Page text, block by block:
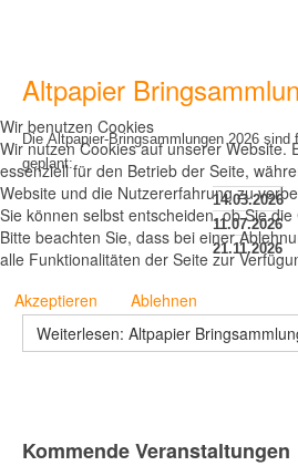
Altpapier
Die Altpapier-Bringsammlungen 2026 sind
geplant:
14.03.2026
11.07.2026
21.11.2026
Weiterlesen: Altpapier
Kommende Veranstaltungen
Wir benutzen Cookies
Wir nutzen Cookies auf unserer Website.
essenziell für den Betrieb der Seite,
Website und die Nutzererfahrung zu
Sie können selbst entscheiden, ob Sie
Bitte beachten Sie, dass bei einer
alle Funktionalitäten der Seite zur
Akzeptieren
Ablehnen